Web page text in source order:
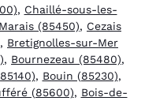
, Chaillé-sous-les-
(85450), Cezais
, Bretignolles-sur-Mer
, Bournezeau (85480),
, Bouin (85230),
(85600), Bois-de-